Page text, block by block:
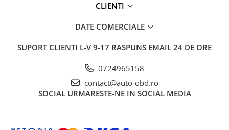
CLIENTI
DATE COMERCIALE
SUPORT CLIENTI L-V 9-17 RASPUNS EMAIL 24 DE ORE
0724965158
contact@auto-obd.ro
SOCIAL URMARESTE-NE IN SOCIAL MEDIA